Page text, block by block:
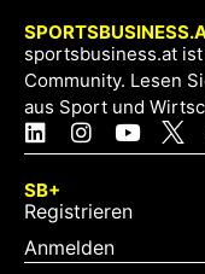
sportsbusiness.at
Community. Lesen
aus Sport und
SB+
Registrieren
Anmelden